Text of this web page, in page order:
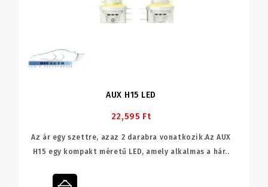
AUX H15 LED
22,595 Ft
Az ár egy szettre, azaz 2 darabra vonatkozik.Az AUX
H15 egy kompakt méretű LED, amely alkalmas a hár..